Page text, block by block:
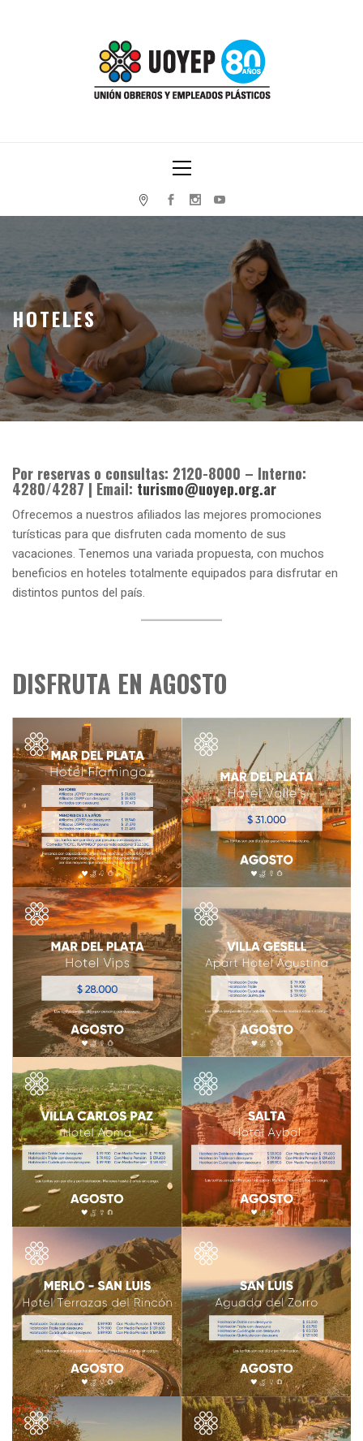
UNIÓN OBREROS Y EMPLEADOS PLÁSTICOS
Menu
HOTELES
Por reservas o consultas: 2120-8000 – Interno:
4280/4287 | Email: turismo@uoyep.org.ar
Ofrecemos a nuestros afiliados las mejores promociones
turísticas para que disfruten cada momento de sus
vacaciones. Tenemos una variada propuesta, con muchos
beneficios en hoteles totalmente equipados para disfrutar en
distintos puntos del país.
DISFRUTA EN AGOSTO